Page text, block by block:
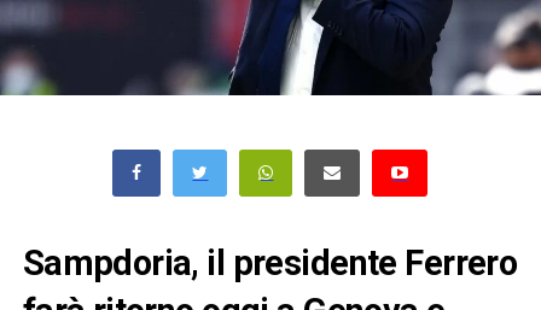
Sampdoria, il presidente Ferrero